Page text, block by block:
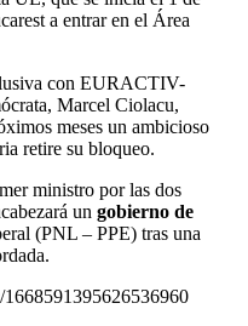
a entrar en el Área
con EURACTIV-
Marcel Ciolacu,
meses un ambicioso
retire su bloqueo.
ministro por las dos
un gobierno de
(PNL – PPE) tras una